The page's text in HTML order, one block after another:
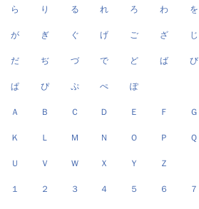
ら り る れ ろ わ を
が ぎ ぐ げ ご ざ じ
だ ぢ づ で ど ば び
ぱ ぴ ぷ ぺ ぽ
Ａ Ｂ Ｃ Ｄ Ｅ Ｆ Ｇ
Ｋ Ｌ Ｍ Ｎ Ｏ Ｐ Ｑ
Ｕ Ｖ Ｗ Ｘ Ｙ Ｚ
１ ２ ３ ４ ５ ６ ７